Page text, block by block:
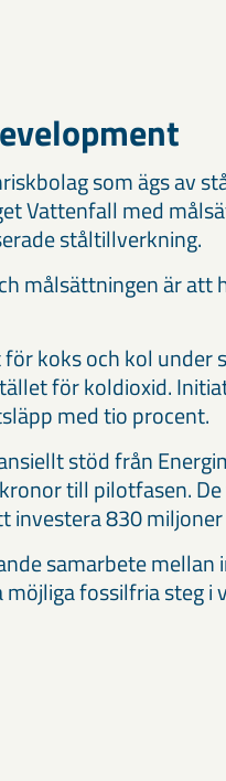
som ägs av
Vattenfall med
ståltillverkning.
målsättningen är att
koks och kol under
för koldioxid.
med tio procent.
stöd från
till pilotfasen.
830
samarbete mellan
fossilfria steg i